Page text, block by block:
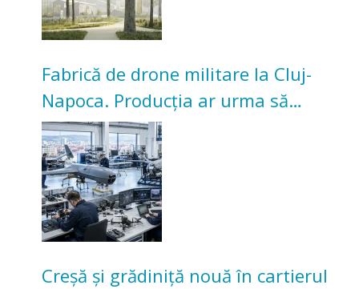
Fabrică de drone militare la Cluj-
Napoca. Producția ar urma să
înceapă în toamna acestui an
Creșă și grădiniță nouă în cartierul